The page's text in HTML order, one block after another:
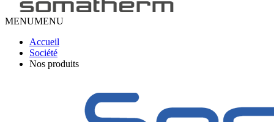
MENUMENU
Accueil
Société
Nos produits